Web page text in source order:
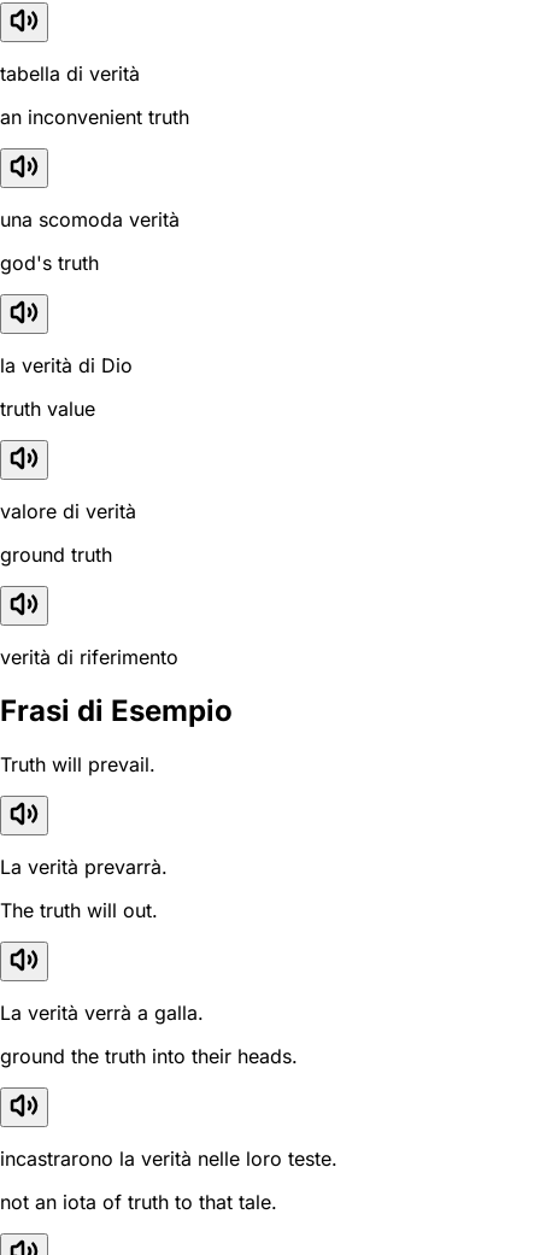
tabella di verità
an inconvenient truth
una scomoda verità
god's truth
la verità di Dio
truth value
valore di verità
ground truth
verità di riferimento
Frasi di Esempio
Truth will prevail.
La verità prevarrà.
The truth will out.
La verità verrà a galla.
ground the truth into their heads.
incastrarono la verità nelle loro teste.
not an iota of truth to that tale.